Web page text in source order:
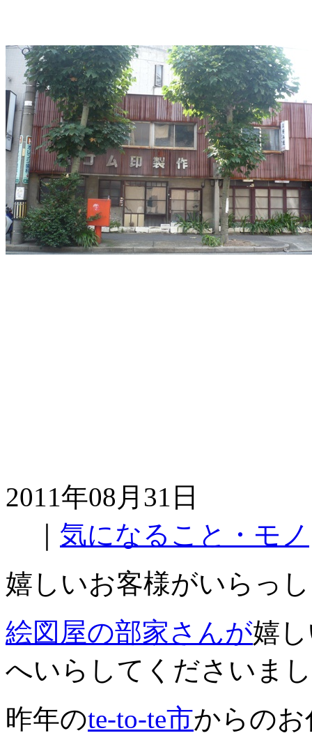
2011年08月31日
気になること・モノ
嬉しいお客様がいらっ
絵図屋の部家さんが嬉
へいらしてくださいま
昨年のte-to-te市からの